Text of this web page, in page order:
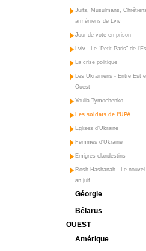
Juifs, Musulmans, Chrétiens
arméniens de Lviv
Jour de vote en prison
Lviv - Le "Petit Paris" de
La crise politique
Les Ukrainiens - Entre Est
Ouest
Youlia Tymochenko
Les soldats de l'UPA
Eglises d'Ukraine
Femmes d'Ukraine
Emigrés clandestins
Rosh Hashanah - Le nouvel
an juif
Géorgie
Bélarus
OUEST
Amérique